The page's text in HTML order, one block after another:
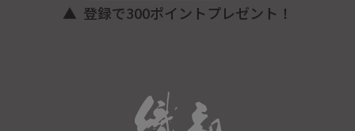
登録で300ポイントプレゼント！